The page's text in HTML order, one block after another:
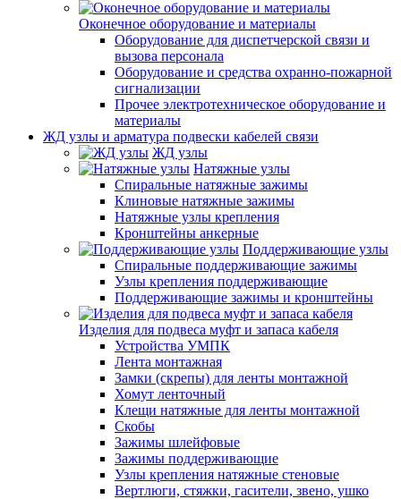
Оконечное оборудование и материалы
Оборудование для диспетчерской связи и
вызова персонала
Оборудование и средства охранно-пожарной
сигнализации
Прочее электротехническое оборудование и
материалы
ЖД узлы и арматура подвески кабелей связи
ЖД узлы
Натяжные узлы
Спиральные натяжные зажимы
Клиновые натяжные зажимы
Натяжные узлы крепления
Кронштейны анкерные
Поддерживающие узлы
Спиральные поддерживающие зажимы
Узлы крепления поддерживающие
Поддерживающие зажимы и кронштейны
Изделия для подвеса муфт и запаса кабеля
Устройства УМПК
Лента монтажная
Замки (скрепы) для ленты монтажной
Хомут ленточный
Клещи натяжные для ленты монтажной
Скобы
Зажимы шлейфовые
Зажимы поддерживающие
Узлы крепления натяжные стеновые
Вертлюги, стяжки, гасители, звено, ушко